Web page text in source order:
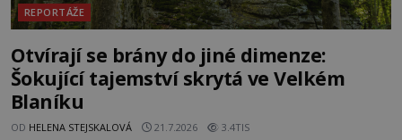
REPORTÁŽE
Otvírají se brány do jiné dimenze:
Šokující tajemství skrytá ve Velkém
Blaníku
OD HELENA STEJSKALOVÁ 21.7.2026 3.4TIS